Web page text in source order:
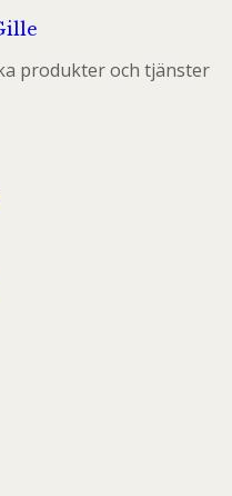
produkter och tjänster